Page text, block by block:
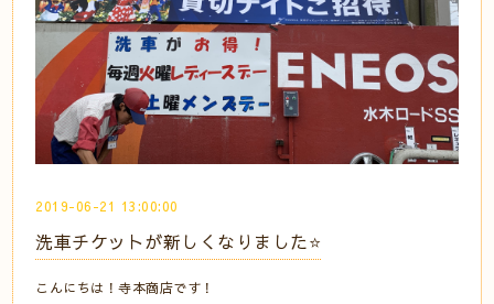
2019-06-21 13:00:00
洗車チケットが新しくなりました⭐
こんにちは！寺本商店です！